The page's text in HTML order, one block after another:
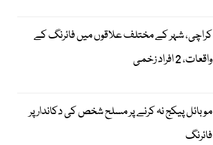
کراچی، شہر کے مختلف علاقوں میں فائرنگ کے
واقعات، 2 افراد زخمی
موبائل پیکج نہ کرنے پر مسلح شخص کی دکاندار پر
فائرنگ